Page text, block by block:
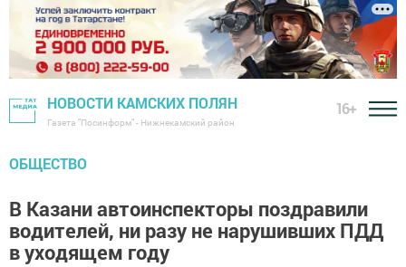
НОВОСТИ КАМСКИХ ПОЛЯН
Газета "Посинформ" - Нижнекамский район
16+
ОБЩЕСТВО
В Казани автоинспекторы поздравили
водителей, ни разу не нарушивших ПДД
в уходящем году